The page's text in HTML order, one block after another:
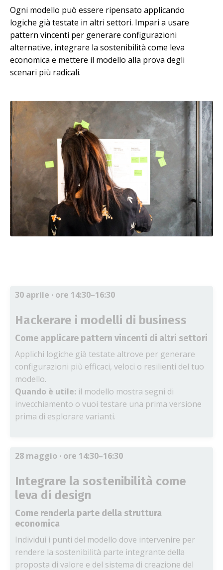
Ogni modello può essere ripensato applicando
logiche già testate in altri settori. Impari a usare
pattern vincenti per generare configurazioni
alternative, integrare la sostenibilità come leva
economica e mettere il modello alla prova degli
scenari più radicali.
30 aprile · ore 14:30–16:30
Hackerare i modelli di business
Come applicare pattern vincenti di altri settori
Applichi logiche già testate altrove per generare
configurazioni più efficaci, veloci o resilienti del tuo
modello.
Quando è utile: il modello mostra segni di
invecchiamento o vuoi testare una prima versione
prima di esplorare varianti.
28 maggio · ore 14:30–16:30
Integrare la sostenibilità come
leva di design
Come renderla parte della struttura
economica
Individui i punti del modello dove intervenire per
rendere la sostenibilità parte integrante della
proposta di valore e del sistema di creazione del